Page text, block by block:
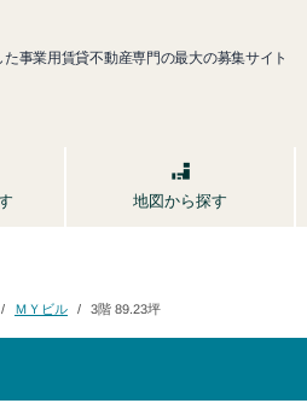
事業用賃貸不動産専門の最大の募集サイト
地図から探す
ＭＹビル 3階 89.23坪